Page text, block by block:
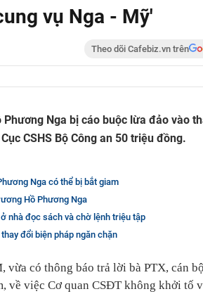
vụ Nga - Mỹ'
Theo dõi Cafebiz.vn trên
Nga bị cáo buộc lừa đảo vào
CSHS Bộ Công an 50 triệu đồng.
Nga có thể bị bắt giam
Hồ Phương Nga
nhà đọc sách và chờ lệnh triệu tập
đổi biện pháp ngăn chặn
vừa có thông báo trả lời bà PTX, cán
về việc Cơ quan CSĐT không khởi tố